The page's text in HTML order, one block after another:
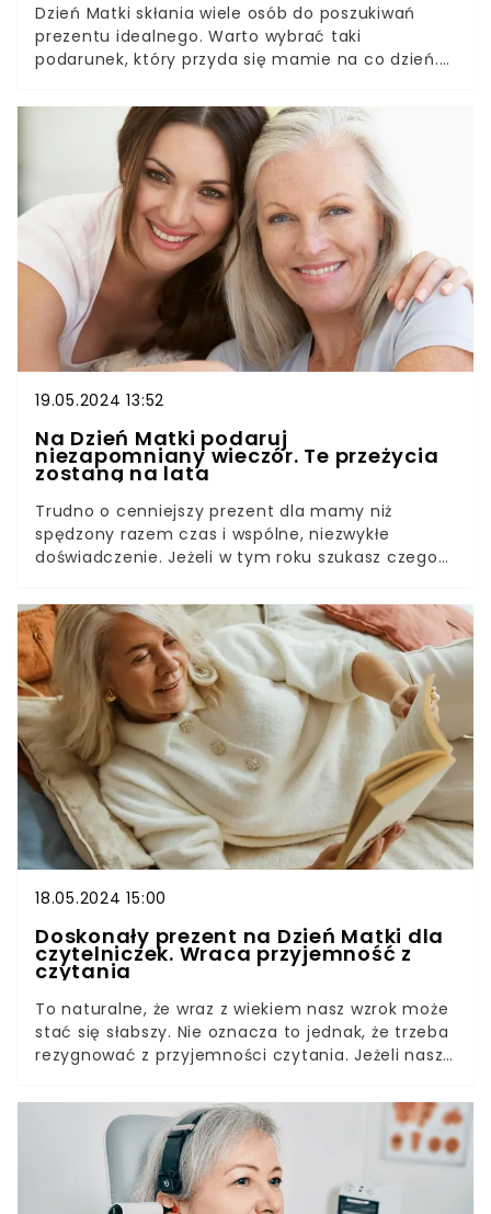
Dzień Matki skłania wiele osób do poszukiwań
prezentu idealnego. Warto wybrać taki
podarunek, który przyda się mamie na co dzień.
powinny przypaść do gustu mamie, której pasją
jest ogrodnictwo.
19.05.2024 13:52
Na Dzień Matki podaruj
niezapomniany wieczór. Te przeżycia
zostaną na lata
Trudno o cenniejszy prezent dla mamy niż
spędzony razem czas i wspólne, niezwykłe
doświadczenie. Jeżeli w tym roku szukasz czegoś
o kolejnym bibelocie, który tylko zajmie miejsce
na półce. Podaruj mamie coś, co zagwarantuje
wielkie emocje i zostawi cenne wspomnienia:
bilet na koncert!
18.05.2024 15:00
Doskonały prezent na Dzień Matki dla
czytelniczek. Wraca przyjemność z
czytania
To naturalne, że wraz z wiekiem nasz wzrok może
stać się słabszy. Nie oznacza to jednak, że trzeba
rezygnować z przyjemności czytania. Jeżeli nasza
można sprawić jej wielką przyjemność nową
powieścią czy biografią. Dzięki temu pomysłowi
wady wzroku nie będą przeszkodą!